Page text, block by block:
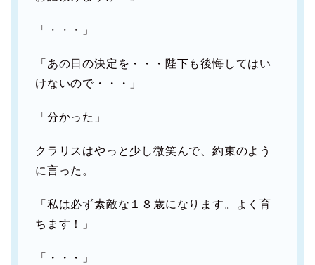
「・・・」
「あの日の決定を・・・陛下も後悔してはい
けないので・・・」
「分かった」
クラリスはやっと少し微笑んで、約束のよう
に言った。
「私は必ず素敵な１８歳になります。よく育
ちます！」
「・・・」